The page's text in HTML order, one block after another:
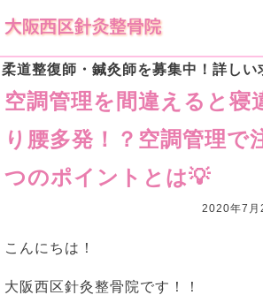
柔道整復師・鍼灸師を募集中！詳しい
空調管理を間違えると寝
り腰多発！？空調管理で
つのポイントとは💡
2020年7月
こんにちは！
大阪西区針灸整骨院です！！